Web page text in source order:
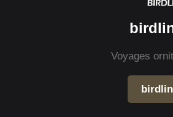
Voyages